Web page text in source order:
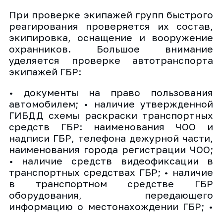
При проверке экипажей групп быстрого
реагирования проверяется их состав,
экипировка, оснащение и вооружение
охранников. Большое внимание
уделяется проверке автотранспорта
экипажей ГБР:
• документы на право пользования
автомобилем; • наличие утвержденной
ГИБДД схемы раскраски транспортных
средств ГБР: наименования ЧОО и
надписи ГБР, телефона дежурной части,
наименования города регистрации ЧОО;
• наличие средств видеофиксации в
транспортных средствах ГБР; • наличие
в транспортном средстве ГБР
оборудования, передающего
информацию о местонахождении ГБР; •